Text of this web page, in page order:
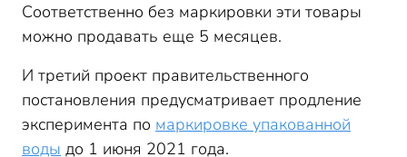
Соответственно без маркировки эти товары
можно продавать еще 5 месяцев.
И третий проект правительственного
постановления предусматривает продление
эксперимента по маркировке упакованной
воды до 1 июня 2021 года.